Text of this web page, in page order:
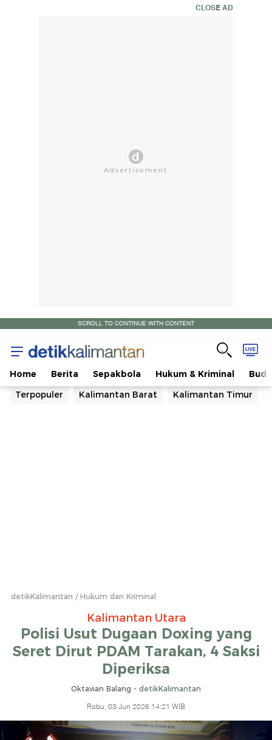
CLOSE AD
SCROLL TO CONTINUE WITH CONTENT
Home Berita Sepakbola Hukum & Kriminal
Terpopuler
Kalimantan Barat Kalimantan Timur
detikKalimantan Hukum dan Kriminal
Kalimantan Utara
Polisi Usut Dugaan Doxing yang
Seret Dirut PDAM Tarakan, 4 Saksi
Diperiksa
Oktavian Balang - detikKalimantan
Rabu, 03 Jun 2026 14:21 WIB